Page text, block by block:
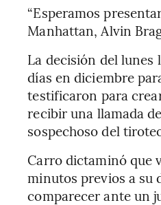
“Esperamos
Manhattan, Alvin
La decisión del lunes
días en diciembre
testificaron para
recibir una llamada
sospechoso del
Carro dictaminó que
minutos previos a su
comparecer ante un